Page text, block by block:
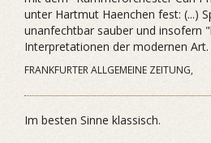
unter Hartmut Haenchen fest: (...)
unanfechtbar sauber und insofern
Interpretationen der modernen Art.
FRANKFURTER ALLGEMEINE ZEITUNG,
Im besten Sinne klassisch.